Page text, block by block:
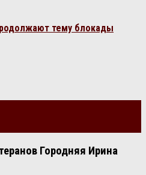
тему блокады
Городняя Ирина